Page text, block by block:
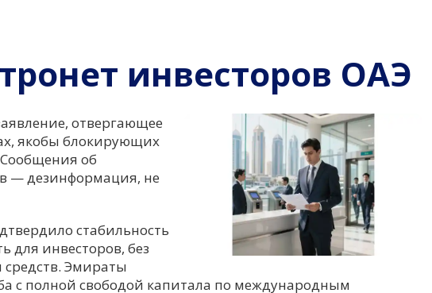
инвесторов ОАЭ
отвергающее
якобы блокирующих
об
— дезинформация, не
стабильность
для инвесторов, без
Эмираты
с полной свободой капитала по международным